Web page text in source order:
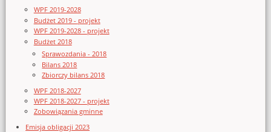
WPF 2019-2028
Budżet 2019 - projekt
WPF 2019-2028 - projekt
Budżet 2018
Sprawozdania - 2018
Bilans 2018
Zbiorczy bilans 2018
WPF 2018-2027
WPF 2018-2027 - projekt
Zobowiązania gminne
Emisja obligacji 2023